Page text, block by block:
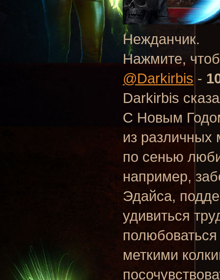
Нежданчик.
Нажмите,
@Darkirbis -
Darkirbis
С Новым
из различных
по сенью
например,
Эдайса,
удивиться
меткими